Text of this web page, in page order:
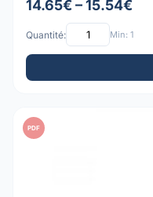
14.65€ – 15.54€
Quantité: Min: 1
PDF